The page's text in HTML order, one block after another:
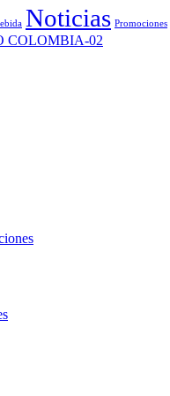
Noticias Promociones